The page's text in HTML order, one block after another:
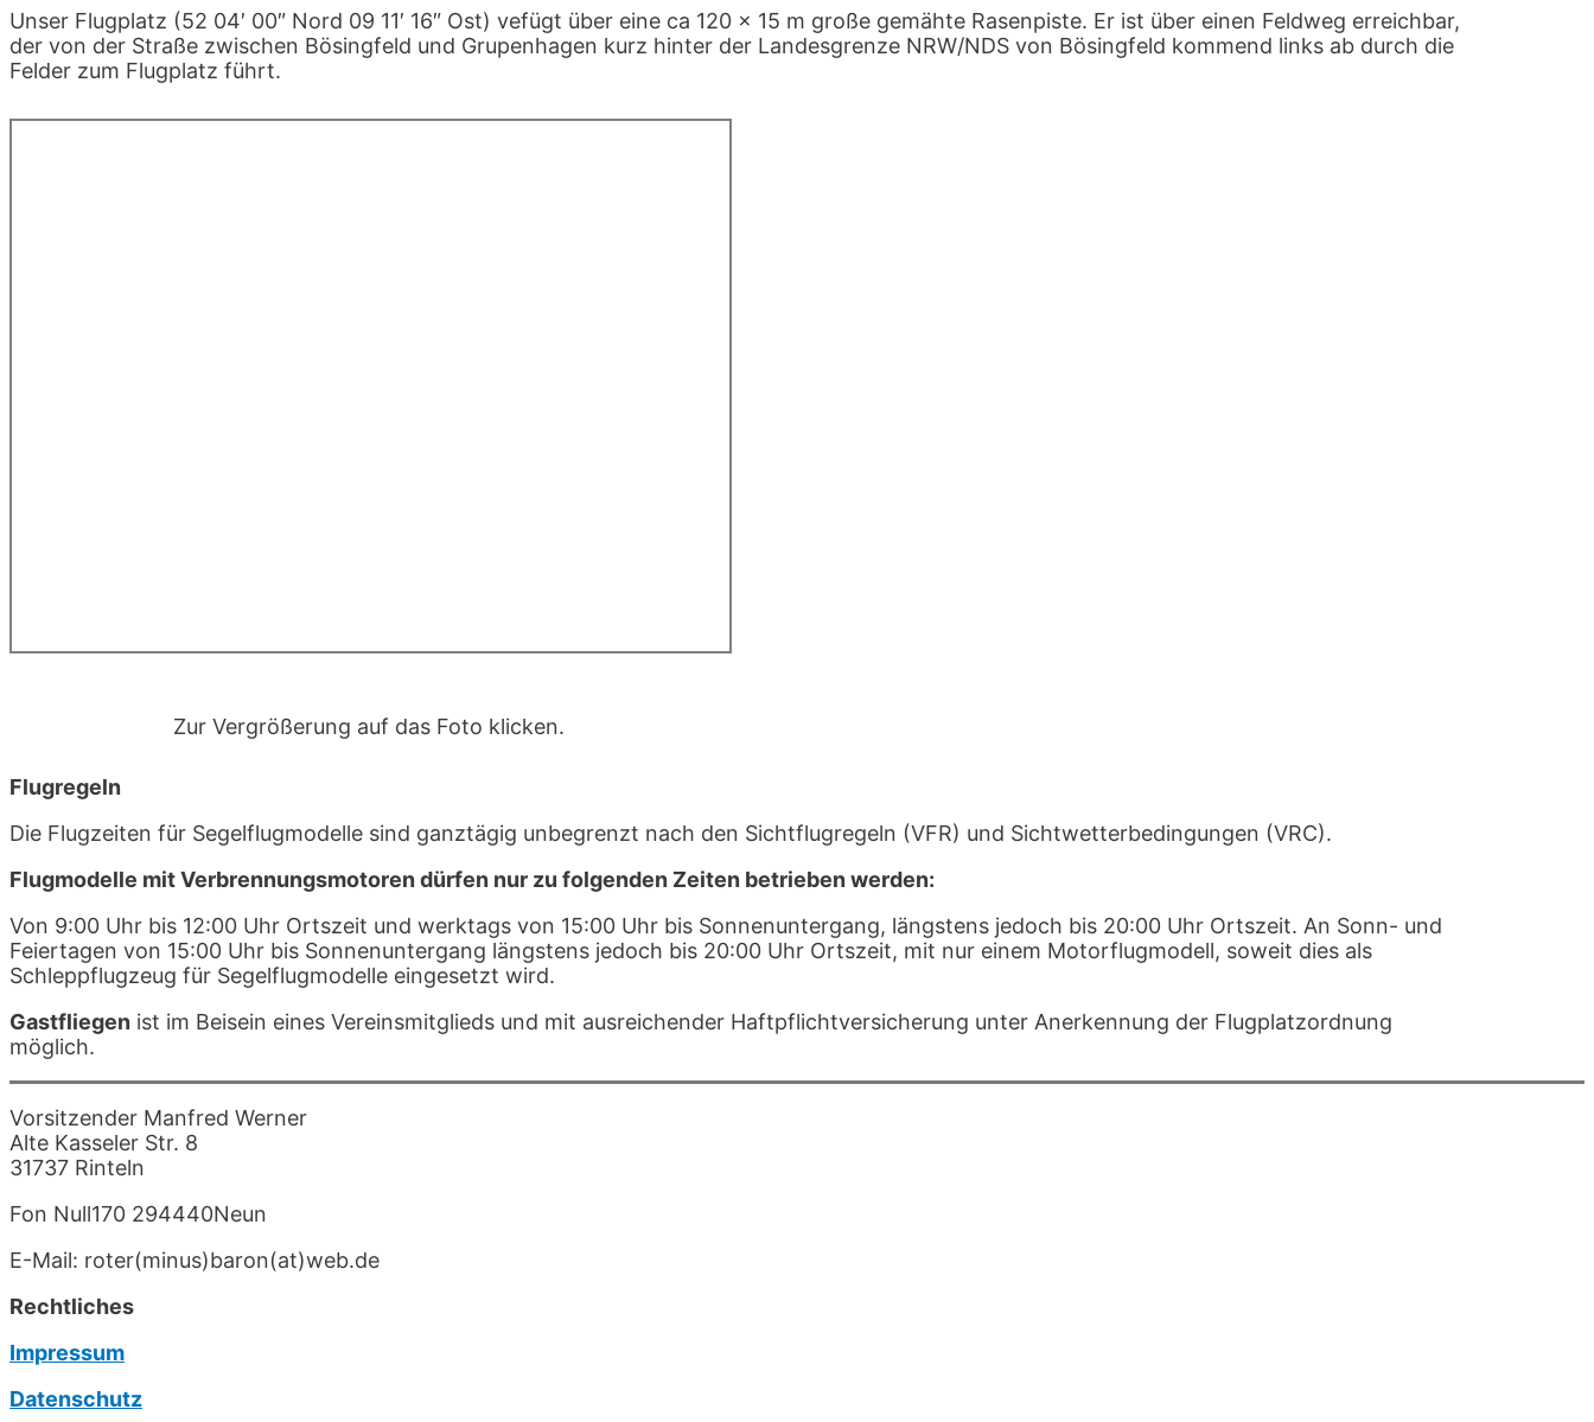
Unser Flugplatz (52 04′ 00″ Nord 09 11′ 16″ Ost) vefügt über eine ca 120 x 15 m große gemähte Rasenpiste. Er ist über einen Feldweg erreichbar,
der von der Straße zwischen Bösingfeld und Grupenhagen kurz hinter der Landesgrenze NRW/NDS von Bösingfeld kommend links ab durch die
Felder zum Flugplatz führt.
Zur Vergrößerung auf das Foto klicken.
Flugregeln
Die Flugzeiten für Segelflugmodelle sind ganztägig unbegrenzt nach den Sichtflugregeln (VFR) und Sichtwetterbedingungen (VRC).
Flugmodelle mit Verbrennungsmotoren dürfen nur zu folgenden Zeiten betrieben werden:
Von 9:00 Uhr bis 12:00 Uhr Ortszeit und werktags von 15:00 Uhr bis Sonnenuntergang, längstens jedoch bis 20:00 Uhr Ortszeit. An Sonn- und
Feiertagen von 15:00 Uhr bis Sonnenuntergang längstens jedoch bis 20:00 Uhr Ortszeit, mit nur einem Motorflugmodell, soweit dies als
Schleppflugzeug für Segelflugmodelle eingesetzt wird.
Gastfliegen ist im Beisein eines Vereinsmitglieds und mit ausreichender Haftpflichtversicherung unter Anerkennung der Flugplatzordnung
möglich.
Vorsitzender Manfred Werner
Alte Kasseler Str. 8
31737 Rinteln
Fon Null170 294440Neun
E-Mail: roter(minus)baron(at)web.de
Rechtliches
Impressum
Datenschutz